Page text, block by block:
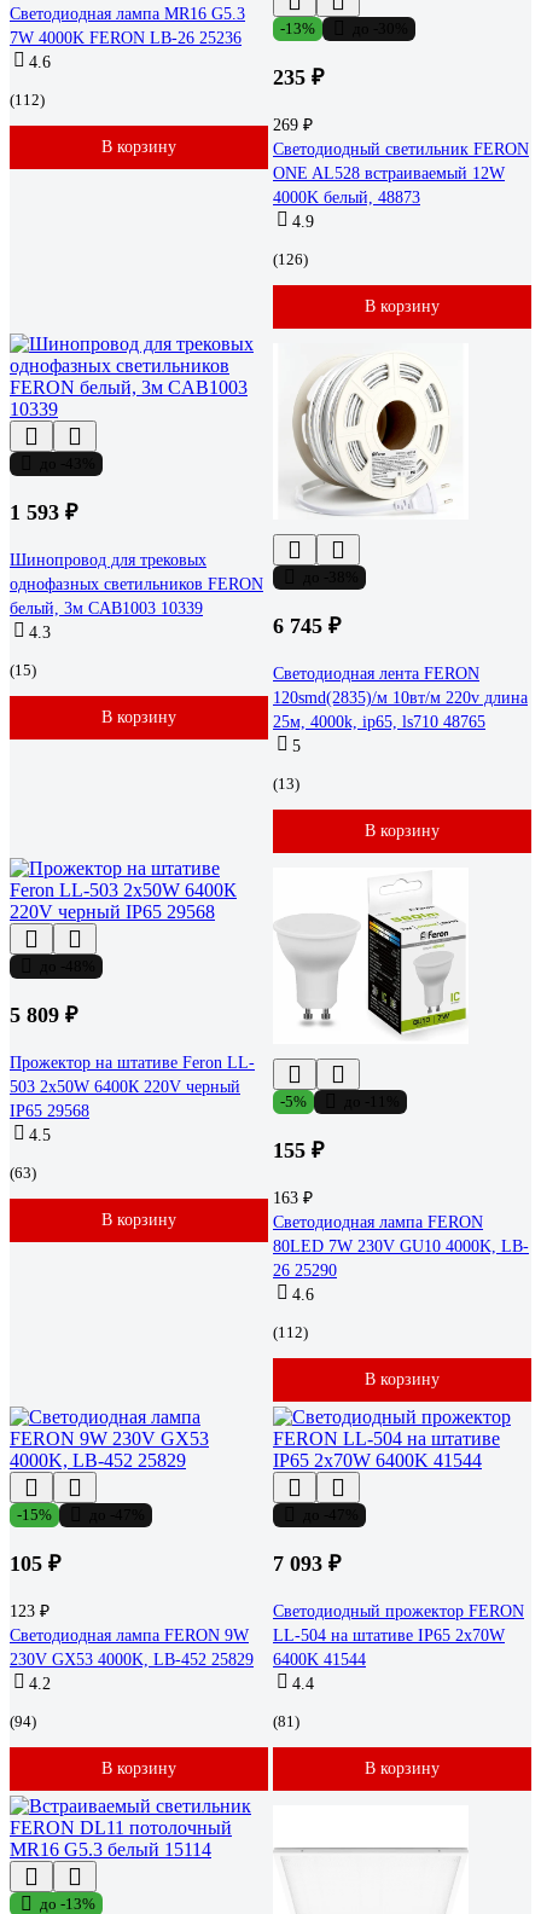
Светодиодная лампа MR16 G5.3
7W 4000K FERON LB-26 25236
4.6
(112)
В корзину
-13%
235 ₽
269 ₽
Светодиодный светильник FERON
ONE AL528 встраиваемый 12W
4000K белый, 48873
4.9
(126)
В корзину
1 593 ₽
Шинопровод для трековых
однофазных светильников FERON
белый, 3м CAB1003 10339
4.3
(15)
В корзину
6 745 ₽
Светодиодная лента FERON
120smd(2835)/м 10вт/м 220v длина
25м, 4000k, ip65, ls710 48765
5
(13)
В корзину
5 809 ₽
Прожектор на штативе Feron LL-
503 2х50W 6400К 220V черный
IP65 29568
4.5
(63)
В корзину
-5%
155 ₽
163 ₽
Светодиодная лампа FERON
80LED 7W 230V GU10 4000K, LB-
26 25290
4.6
(112)
В корзину
-15%
105 ₽
123 ₽
Светодиодная лампа FERON 9W
230V GX53 4000K, LB-452 25829
4.2
(94)
В корзину
7 093 ₽
Светодиодный прожектор FERON
LL-504 на штативе IP65 2х70W
6400K 41544
4.4
(81)
В корзину
до -13%